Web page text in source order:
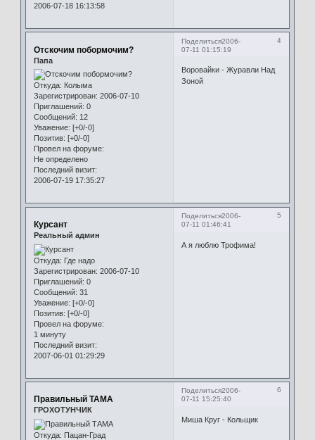
2006-07-18 16:13:58
Поделиться 4
2006-
07-11 01:15:19
Отскочим побормочим?
Папа
Откуда: Колыма
Зарегистрирован: 2006-07-10
Приглашений: 0
Сообщений: 12
Уважение: [+0/-0]
Позитив: [+0/-0]
Провел на форуме:
Не определено
Последний визит:
2006-07-19 17:35:27
Воровайки - Журавли Над
Зоной
Поделиться 5
2006-
07-11 01:46:41
Курсант
Реальный админ
Откуда: Где надо
Зарегистрирован: 2006-07-10
Приглашений: 0
Сообщений: 31
Уважение: [+0/-0]
Позитив: [+0/-0]
Провел на форуме:
1 минуту
Последний визит:
2007-06-01 01:29:29
А я люблю Трофима!
Поделиться 6
2006-
07-11 15:25:40
Правильный ТАМА
ГРОХОТУНЧИК
Откуда: Пацан-Град
Миша Круг - Кольщик